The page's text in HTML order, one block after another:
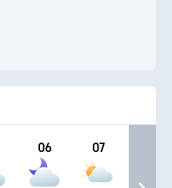
06 07